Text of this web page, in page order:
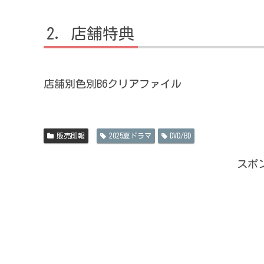
店舗特典
店舗別色別B6クリアファイル
販売即報 2025夏ドラマ DVD/BD
スポ